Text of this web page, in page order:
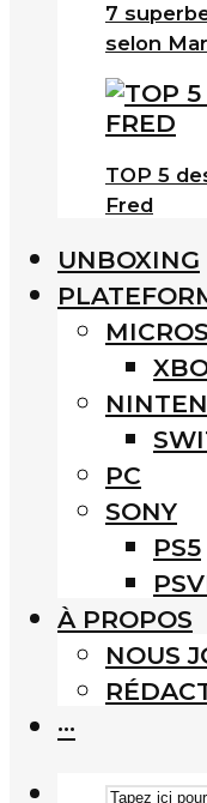
7
selon
TOP 5
Fred
UNBOXING
PC
SONY
PS5
À PROPOS
NOUS
···